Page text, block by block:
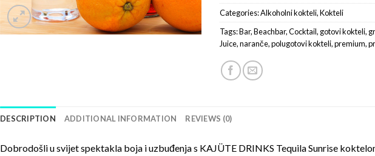
Categories:Alkoholni kokteli,Kokteli
Tags:Bar,Beachbar,Cocktail, gotovi kokteli,
Juice,naranče,polugotovi kokteli,premium,
DESCRIPTION ADDITIONAL INFORMATION REVIEWS (0)
Dobrodošli u svijet spektakla boja i uzbuđenja s KAJÜTE DRINKS Tequila Sunrise